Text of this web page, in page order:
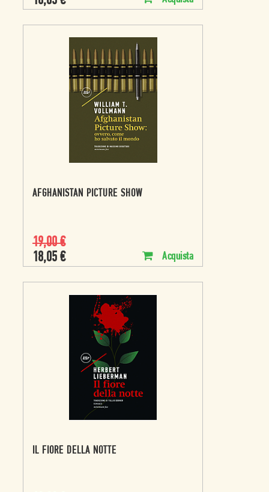
AFGHANISTAN PICTURE SHOW
19,00€
18,05 € Acquista
IL FIORE DELLA NOTTE